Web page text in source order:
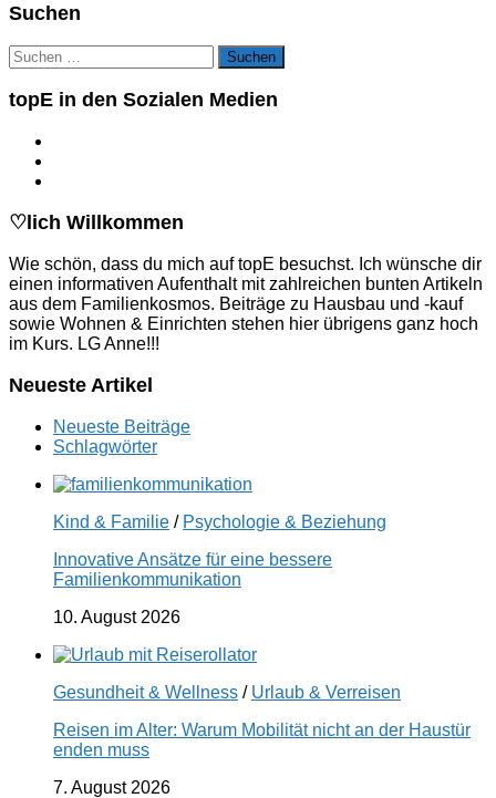
Suchen
Suchen
nach:
topE in den Sozialen Medien
♡lich Willkommen
Wie schön, dass du mich auf topE besuchst. Ich wünsche dir
einen informativen Aufenthalt mit zahlreichen bunten Artikeln
aus dem Familienkosmos. Beiträge zu Hausbau und -kauf
sowie Wohnen & Einrichten stehen hier übrigens ganz hoch
im Kurs. LG Anne!!!
Neueste Artikel
Neueste Beiträge
Schlagwörter
Kind & Familie / Psychologie & Beziehung
Innovative Ansätze für eine bessere
Familienkommunikation
10. August 2026
Gesundheit & Wellness / Urlaub & Verreisen
Reisen im Alter: Warum Mobilität nicht an der Haustür
enden muss
7. August 2026